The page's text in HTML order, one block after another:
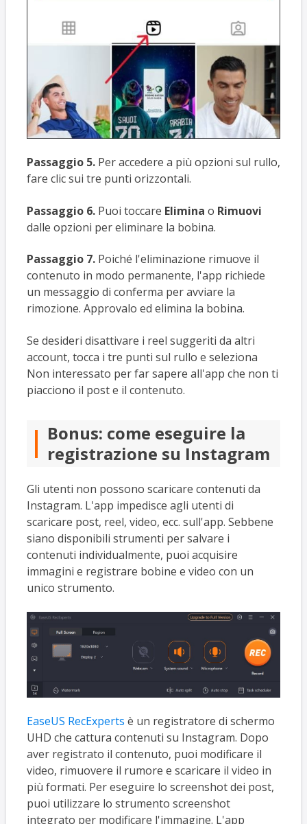
Passaggio 5.Per accedere a più opzioni sul rullo,
fare clic sui tre punti orizzontali.
Passaggio 6.Puoi toccare Elimina o Rimuovi
dalle opzioni per eliminare la bobina.
Passaggio 7.Poiché l'eliminazione rimuove il
contenuto in modo permanente, l'app richiede
un messaggio di conferma per avviare la
rimozione. Approvalo ed elimina la bobina.
Se desideri disattivare i reel suggeriti da altri
account, tocca i tre punti sul rullo e seleziona
Non interessato per far sapere all'app che non ti
piacciono il post e il contenuto.
Bonus: come eseguire la
registrazione su Instagram
Gli utenti non possono scaricare contenuti da
Instagram. L'app impedisce agli utenti di
scaricare post, reel, video, ecc. sull'app. Sebbene
siano disponibili strumenti per salvare i
contenuti individualmente, puoi acquisire
immagini e registrare bobine e video con un
unico strumento.
EaseUS RecExperts è un registratore di schermo
UHD che cattura contenuti su Instagram. Dopo
aver registrato il contenuto, puoi modificare il
video, rimuovere il rumore e scaricare il video in
più formati. Per eseguire lo screenshot dei post,
puoi utilizzare lo strumento screenshot
integrato per modificare l'immagine. L'app